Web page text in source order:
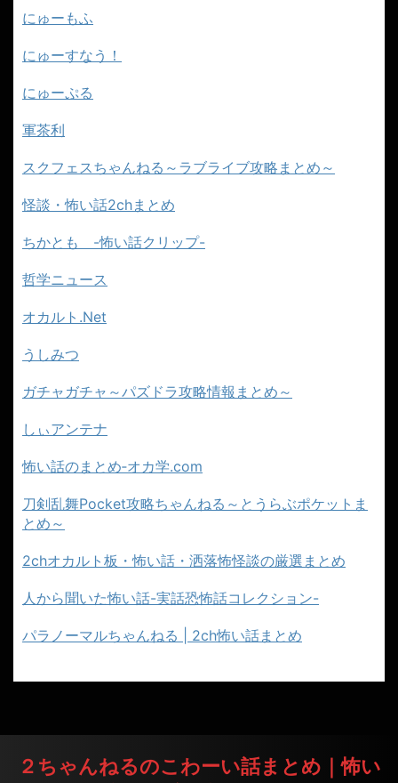
にゅーもふ
にゅーすなう！
にゅーぷる
軍茶利
スクフェスちゃんねる～ラブライブ攻略まとめ～
怪談・怖い話2chまとめ
ちかとも -怖い話クリップ-
哲学ニュース
オカルト.Net
うしみつ
ガチャガチャ～パズドラ攻略情報まとめ～
しぃアンテナ
怖い話のまとめ‐オカ学.com
刀剣乱舞Pocket攻略ちゃんねる～とうらぶポケットま
とめ～
2chオカルト板・怖い話・洒落怖怪談の厳選まとめ
人から聞いた怖い話-実話恐怖話コレクション-
パラノーマルちゃんねる | 2ch怖い話まとめ
２ちゃんねるのこわーい話まとめ｜怖い